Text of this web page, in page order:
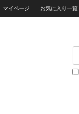
マイページ お気に入り一覧